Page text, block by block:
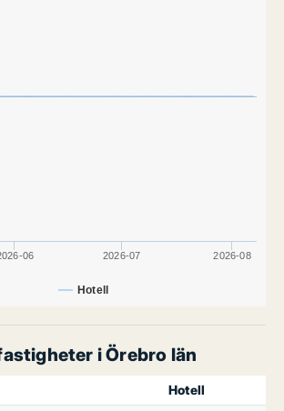
Hotell
06 2026-07 2026-08
i Örebro län
Hotell